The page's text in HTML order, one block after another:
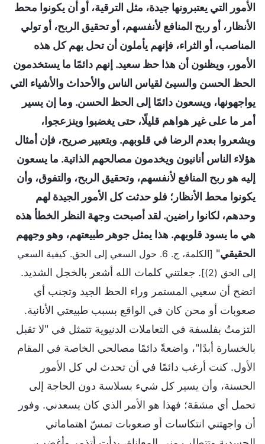
الأمور التي يعتبرونها جيدة، مثل الترقية، أو أن يكونوا محط
الأنظار، أو ربح المنافع لأنفسهم، أو تحقيق الربح، أو تولي
المناصب، أو الثراء، فإنهم يأملون أن تحل بهم كل هذه
الأمور، ويظنون أن هذا حظ سعيد. إنهم دائمًا ما يستخدمون
الحظ الحسن والسيئ لقياس الناس والأحداث والأشياء التي
يواجهونها، ويسعون دائمًا إلى الحظ الحسن. وما إن يسير
أمر ما على غير هواهم قليلًا، حتى يغضبوا وينزعجوا،
ويشعروا بعدم الرضا في قلوبهم. وبتعبير صريح، فإن أمثال
هؤلاء الناس أنانيون ويخدمون مصالحهم الذاتية. ما يسعون
إليه هو ربح المنافع لأنفسهم، وتحقيق الربح، والتفوق، وأن
يكونوا محط الأنظار؛ فلو حدثت كل الأمور الجيدة لهم
وحدهم، لكانوا راضين. لقد أصبحت وجهة النظر الخطأ هذه
هي ما يسود قلوبهم. هذا يمثل جوهر طبيعتهم، وهو وجههم
الحقيقي"
[الكلمة، ج. 6. حول السعي إلى الحق. كيفية السعي
إلى الحق (2)]
. جعلتني كلمات الله أشعر بالخجل الشديد.
اتضح أن سعيي المستمر وراء الحظ الجيد وتجنب أي
صعوبات أو محن كان في الواقع بسبب طبيعتي الأنانية.
التزمتُ بفلسفة في التعاملات الدنيوية تتمثل في "لا تقبل
بالخسارة أبدًا"، واضعةً دائمًا مصالحي الخاصة في المقام
الأول. كنت أرغب دائمًا في أن تحدث لي كل الأمور
الحسنة، وأن يسير كل شيء بسلاسة دون الحاجة إلى
تحمل أي مشقة؛ فهذا هو الأمر الذي كان يسعدني. وفور
أن واجهتني انتكاسات أو صعوبات تمسّ اهتماماتي